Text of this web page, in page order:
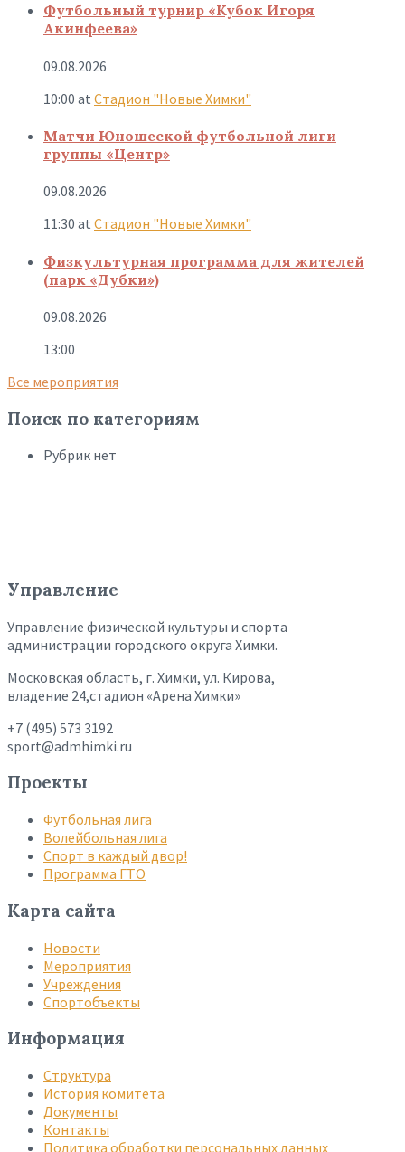
Футбольный турнир «Кубок Игоря
Акинфеева»
09.08.2026
10:00 at Стадион "Новые Химки"
Матчи Юношеской футбольной лиги
группы «Центр»
09.08.2026
11:30 at Стадион "Новые Химки"
Физкультурная программа для жителей
(парк «Дубки»)
09.08.2026
13:00
Все мероприятия
Поиск по категориям
Рубрик нет
Управление
Управление физической культуры и спорта
администрации городского округа Химки.
Московская область, г. Химки, ул. Кирова,
владение 24,стадион «Арена Химки»
+7 (495) 573 3192
sport@admhimki.ru
Проекты
Футбольная лига
Волейбольная лига
Спорт в каждый двор!
Программа ГТО
Карта сайта
Новости
Мероприятия
Учреждения
Спортобъекты
Информация
Структура
История комитета
Документы
Контакты
Политика обработки персональных данных